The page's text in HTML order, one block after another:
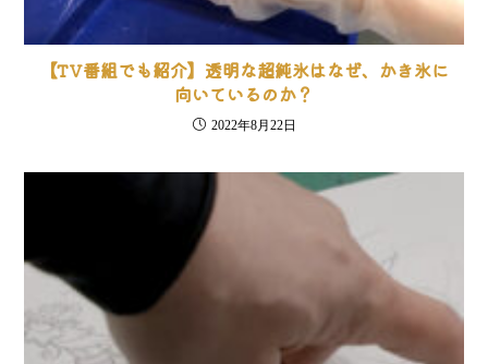
【TV番組でも紹介】透明な超純氷はなぜ、かき氷に
向いているのか？
2022年8月22日